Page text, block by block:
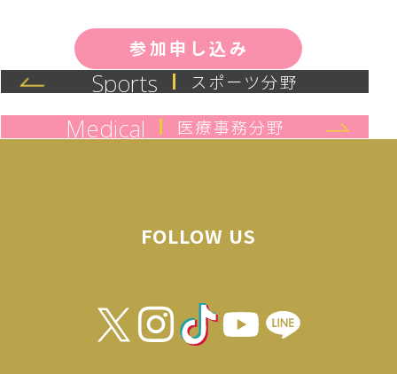
参加申し込み
Sports スポーツ分野
Medical 医療事務分野
FOLLOW US